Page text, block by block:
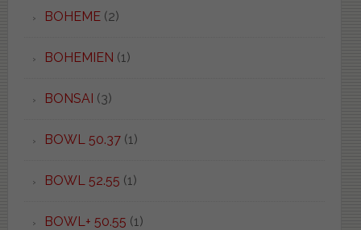
BOHEME(2)
BOHEMIEN (1)
BONSAI (3)
BOWL 50.37(1)
BOWL 52.55 (1)
BOWL+ 50.55 (1)